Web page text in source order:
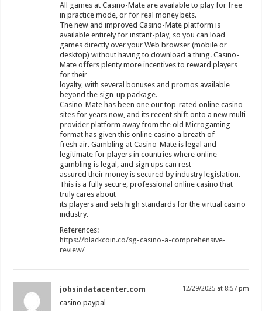
All games at Casino-Mate are available to play for free
in practice mode, or for real money bets.
The new and improved Casino-Mate platform is
available entirely for instant-play, so you can load
games directly over your Web browser (mobile or
desktop) without having to download a thing. Casino-
Mate offers plenty more incentives to reward players
for their
loyalty, with several bonuses and promos available
beyond the sign-up package.
Casino-Mate has been one our top-rated online casino
sites for years now, and its recent shift onto a new multi-
provider platform away from the old Microgaming
format has given this online casino a breath of
fresh air. Gambling at Casino-Mate is legal and
legitimate for players in countries where online
gambling is legal, and sign ups can rest
assured their money is secured by industry legislation.
This is a fully secure, professional online casino that
truly cares about
its players and sets high standards for the virtual casino
industry.
References:
https://blackcoin.co/sg-casino-a-comprehensive-
review/
jobsindatacenter.com 12/29/2025 at 8:57 pm
casino paypal